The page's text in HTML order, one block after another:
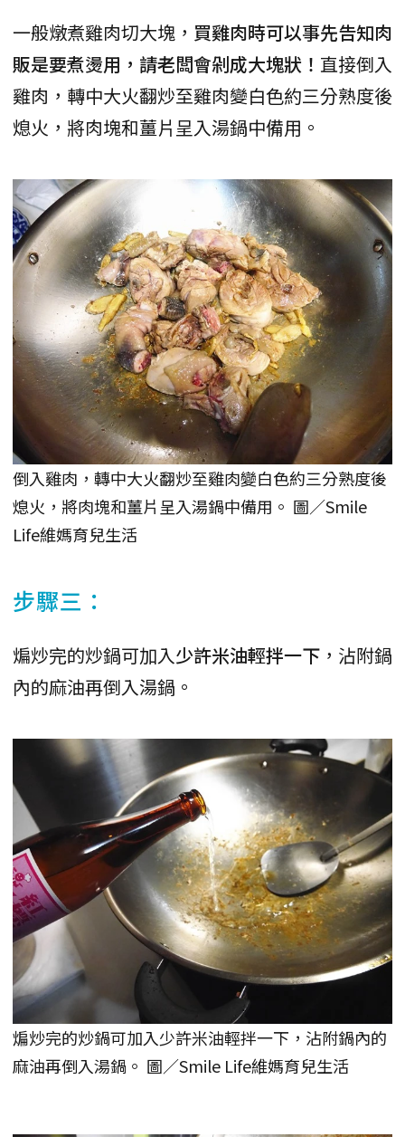
一般燉煮雞肉切大塊， 買雞肉時可以事先告知肉
販是要煮燙用，請老闆會剁成大塊狀！ 直接倒入
雞肉，轉中大火翻炒至雞肉變白色約三分熟度後
熄火，將肉塊和薑片呈入湯鍋中備用。
倒入雞肉，轉中大火翻炒至雞肉變白色約三分熟度後
熄火，將肉塊和薑片呈入湯鍋中備用。 圖／Smile
Life維媽育兒生活
步驟三：
煸炒完的炒鍋可加入少許米油輕拌一下 ，沾附鍋
內的麻油再倒入湯鍋。
煸炒完的炒鍋可加入少許米油輕拌一下，沾附鍋內的
麻油再倒入湯鍋。 圖／Smile Life維媽育兒生活